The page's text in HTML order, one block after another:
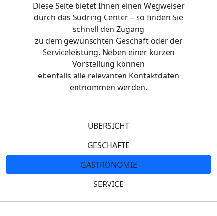
Diese Seite bietet Ihnen einen Wegweiser
durch das Südring Center – so finden Sie
schnell den Zugang
zu dem gewünschten Geschäft oder der
Serviceleistung. Neben einer kurzen
Vorstellung können
ebenfalls alle relevanten Kontaktdaten
entnommen werden.
ÜBERSICHT
GESCHÄFTE
GASTRONOMIE
SERVICE